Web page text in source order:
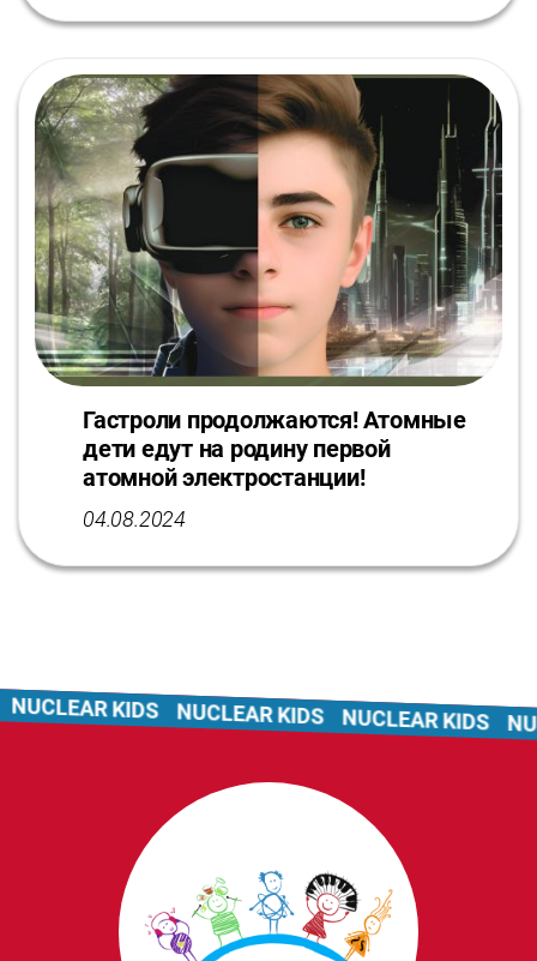
Гастроли продолжаются! Атомные
дети едут на родину первой
атомной электростанции!
04.08.2024
NUCLEAR KIDS NUCLEAR KIDS NUCLEAR KIDS